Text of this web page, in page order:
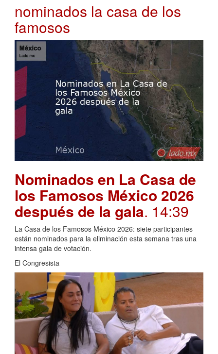
nominados la casa de los
famosos
Nominados en La Casa de
los Famosos México 2026
después de la gala. 14:39
La Casa de los Famosos México 2026: siete participantes
están nominados para la eliminación esta semana tras una
intensa gala de votación.
El Congresista